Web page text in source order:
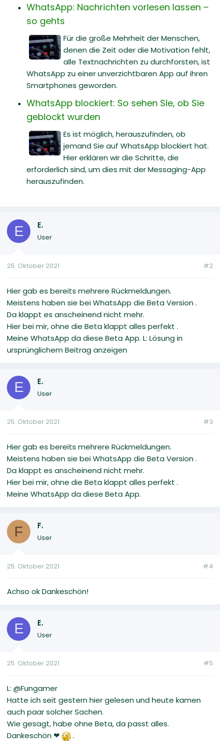
WhatsApp: Nachrichten vorlesen lassen –
so gehts
Für die große Mehrheit der Menschen,
denen die Zeit oder die Motivation fehlt,
alle Textnachrichten zu durchforsten, ist
WhatsApp zu einer unverzichtbaren App auf ihren
Smartphones geworden.
WhatsApp blockiert: So sehen Sie, ob Sie
geblockt wurden
Es ist möglich, herauszufinden, ob
jemand Sie auf WhatsApp blockiert hat.
Hier erklären wir die Schritte, die
erforderlich sind, um dies mit der Messaging-App
herauszufinden.
E E.
User
25. Oktober 2021 #2
Hier gab es bereits mehrere Rückmeldungen.
Meistens haben sie bei WhatsApp die Beta Version .
Da klappt es anscheinend nicht mehr.
Hier bei mir, ohne die Beta klappt alles perfekt .
Meine WhatsApp da diese Beta App. L: Lösung in
ursprünglichem Beitrag anzeigen
E E.
User
25. Oktober 2021 #3
Hier gab es bereits mehrere Rückmeldungen.
Meistens haben sie bei WhatsApp die Beta Version .
Da klappt es anscheinend nicht mehr.
Hier bei mir, ohne die Beta klappt alles perfekt .
Meine WhatsApp da diese Beta App.
F F.
User
25. Oktober 2021 #4
Achso ok Dankeschön!
E E.
User
25. Oktober 2021 #5
L: @Fungamer
Hatte ich seit gestern hier gelesen und heute kamen
auch paar solcher Sachen.
Wie gesagt, habe ohne Beta, da passt alles.
Dankeschön ❤
.